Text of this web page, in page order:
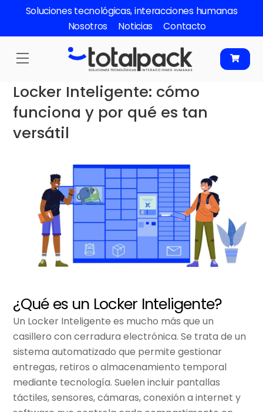
content
Soluciones tecnológicas, interacciones humanas
Nosotros
Noticias Contacto
Menu
Locker Inteligente: cómo
funciona y por qué es tan
versátil
¿Qué es un Locker Inteligente?
Un Locker Inteligente es mucho más que un
casillero con cerradura electrónica. Se trata de un
sistema automatizado que permite gestionar
entregas, retiros o almacenamiento temporal
mediante tecnología. Suelen incluir pantallas
táctiles, sensores, cámaras, conexión a internet y